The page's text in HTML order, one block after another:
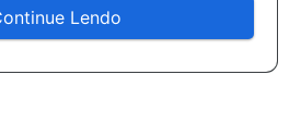
Lendo